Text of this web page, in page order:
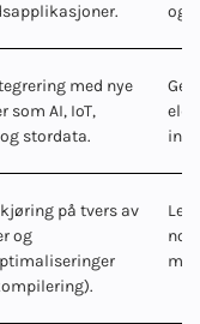
og
med nye
som AI, IoT,
stordata.
på tvers av
og